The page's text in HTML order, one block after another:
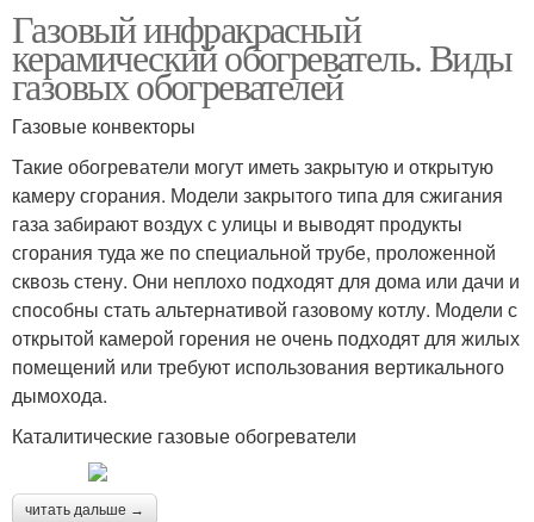
Газовый инфракрасный
керамический обогреватель. Виды
газовых обогревателей
Газовые конвекторы
Такие обогреватели могут иметь закрытую и открытую
камеру сгорания. Модели закрытого типа для сжигания
газа забирают воздух с улицы и выводят продукты
сгорания туда же по специальной трубе, проложенной
сквозь стену. Они неплохо подходят для дома или дачи и
способны стать альтернативой газовому котлу. Модели с
открытой камерой горения не очень подходят для жилых
помещений или требуют использования вертикального
дымохода.
Каталитические газовые обогреватели
читать дальше →